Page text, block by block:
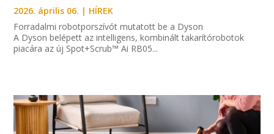
2026. április 06. | HÍREK
Forradalmi robotporszívót mutatott be a Dyson
A Dyson belépett az intelligens, kombinált takarítórobotok
piacára az új Spot+Scrub™ Ai RB05...